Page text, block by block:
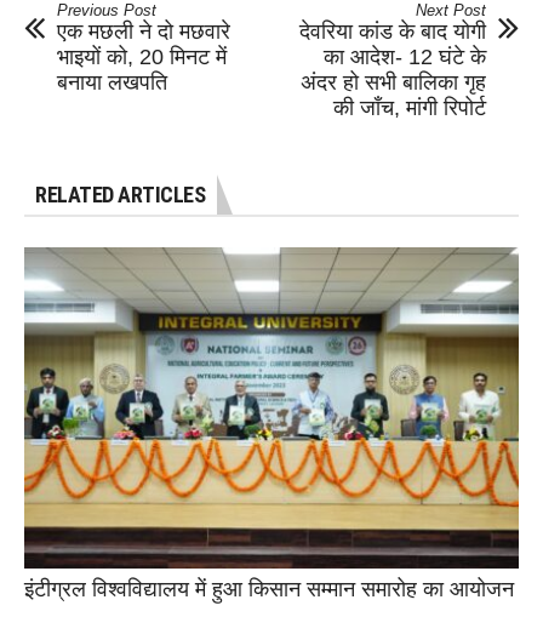
Previous Post
एक मछली ने दो मछवारे
भाइयों को, 20 मिनट में
बनाया लखपति
Next Post
देवरिया कांड के बाद योगी
का आदेश- 12 घंटे के
अंदर हो सभी बालिका गृह
की जाँच, मांगी रिपोर्ट
RELATED ARTICLES
इंटीग्रल विश्वविद्यालय में हुआ किसान सम्मान समारोह का आयोजन